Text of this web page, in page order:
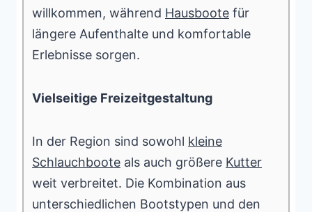
willkommen, während Hausboote für
längere Aufenthalte und komfortable
Erlebnisse sorgen.
Vielseitige Freizeitgestaltung
In der Region sind sowohl kleine
Schlauchboote als auch größere Kutter
weit verbreitet. Die Kombination aus
unterschiedlichen Bootstypen und den